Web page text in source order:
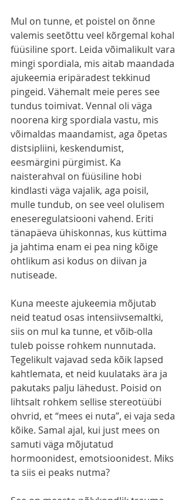
Mul on tunne, et poistel on õnne
valemis seetõttu veel kõrgemal kohal
füüsiline sport. Leida võimalikult vara
mingi spordiala, mis aitab maandada
ajukeemia eripäradest tekkinud
pingeid. Vähemalt meie peres see
tundus toimivat. Vennal oli väga
noorena kirg spordiala vastu, mis
võimaldas maandamist, aga õpetas
distsipliini, keskendumist,
eesmärgini pürgimist. Ka
naisterahval on füüsiline hobi
kindlasti väga vajalik, aga poisil,
mulle tundub, on see veel olulisem
eneseregulatsiooni vahend. Eriti
tänapäeva ühiskonnas, kus küttima
ja jahtima enam ei pea ning kõige
ohtlikum asi kodus on diivan ja
nutiseade.
Kuna meeste ajukeemia mõjutab
neid teatud osas intensiivsemaltki,
siis on mul ka tunne, et võib-olla
tuleb poisse rohkem nunnutada.
Tegelikult vajavad seda kõik lapsed
kahtlemata, et neid kuulataks ära ja
pakutaks palju lähedust. Poisid on
lihtsalt rohkem sellise stereotüübi
ohvrid, et “mees ei nuta”, ei vaja seda
kõike. Samal ajal, kui just mees on
samuti väga mõjutatud
hormoonidest, emotsioonidest. Miks
ta siis ei peaks nutma?